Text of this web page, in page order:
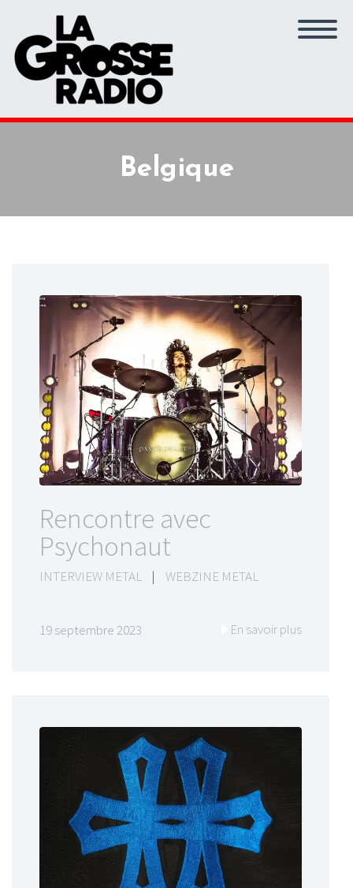
Belgique
Rencontre avec
Psychonaut
INTERVIEW METAL | WEBZINE METAL
19 septembre 2023 En savoir plus